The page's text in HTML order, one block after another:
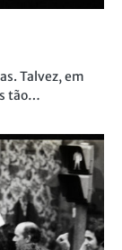
Talvez, em
tão…